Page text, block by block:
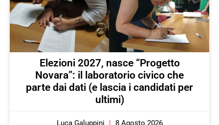
Elezioni 2027, nasce “Progetto
Novara”: il laboratorio civico che
parte dai dati (e lascia i candidati per
ultimi)
Luca Galuppini 8 Agosto 2026